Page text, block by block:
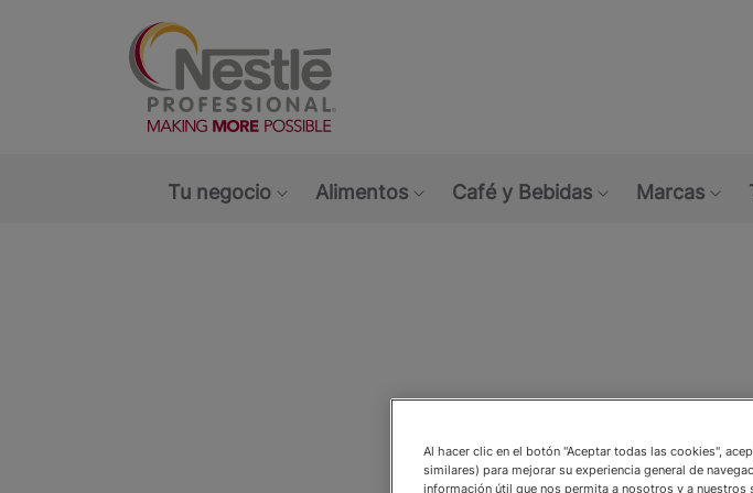
Tu negocio
Show submenu: Tu negocio
Alimentos
Show submenu: Alimentos
Café y Bebidas
Marcas
Al hacer clic en el botón "Aceptar todas las cookies",
similares) para mejorar su experiencia general de
información útil que nos permita a nosotros y a